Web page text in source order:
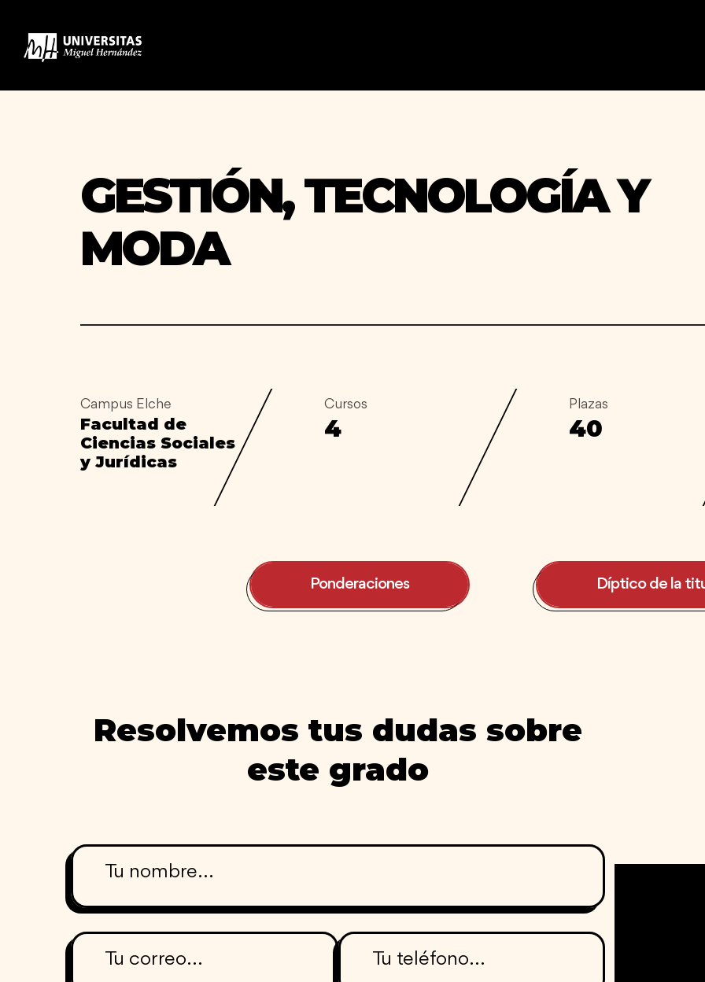
GESTIÓN, TECNOLOGÍA Y
MODA
Campus Elche
Facultad de
Ciencias Sociales
y Jurídicas
Cursos
4
Plazas
40
Ponderaciones Díptico de la
Resolvemos tus dudas sobre
este grado